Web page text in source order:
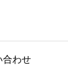
合わせ